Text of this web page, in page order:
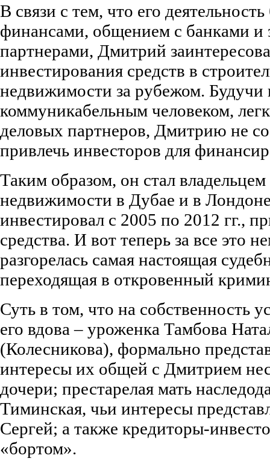
В связи с тем, что его
финансами, общением с банками
партнерами, Дмитрий
инвестирования средств в
недвижимости за рубежом. Будучи
коммуникабельным человеком,
деловых партнеров, Дмитрию не
привлечь инвесторов для
Таким образом, он стал
недвижимости в Дубае и в
инвестировал с 2005 по 2012 гг.,
средства. И вот теперь за все это
разгорелась самая настоящая
переходящая в откровенный
Суть в том, что на собственность
его вдова – уроженка Тамбова
(Колесникова), формально
интересы их общей с Дмитрием
дочери; престарелая мать
Тиминская, чьи интересы
Сергей; а также кредиторы-
«бортом».